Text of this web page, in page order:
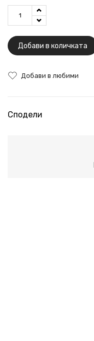
Добави в количката
Добави в любими
Сподели